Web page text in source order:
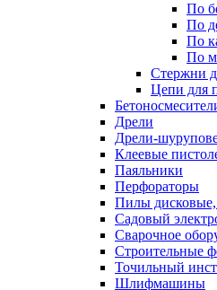
По
По
По
По
Стержни
Цепи для
Дрели
Дрели-
Клеевые
Паяльники
Перфораторы
Пилы
Садовый
Сварочное
Строительные
Точильный
Шлифмашины